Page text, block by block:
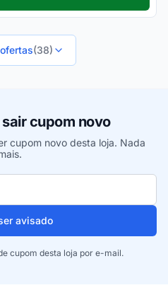
(38)
cupom novo
cupom novo desta loja. Nada
avisado
cupom desta loja por e-mail.